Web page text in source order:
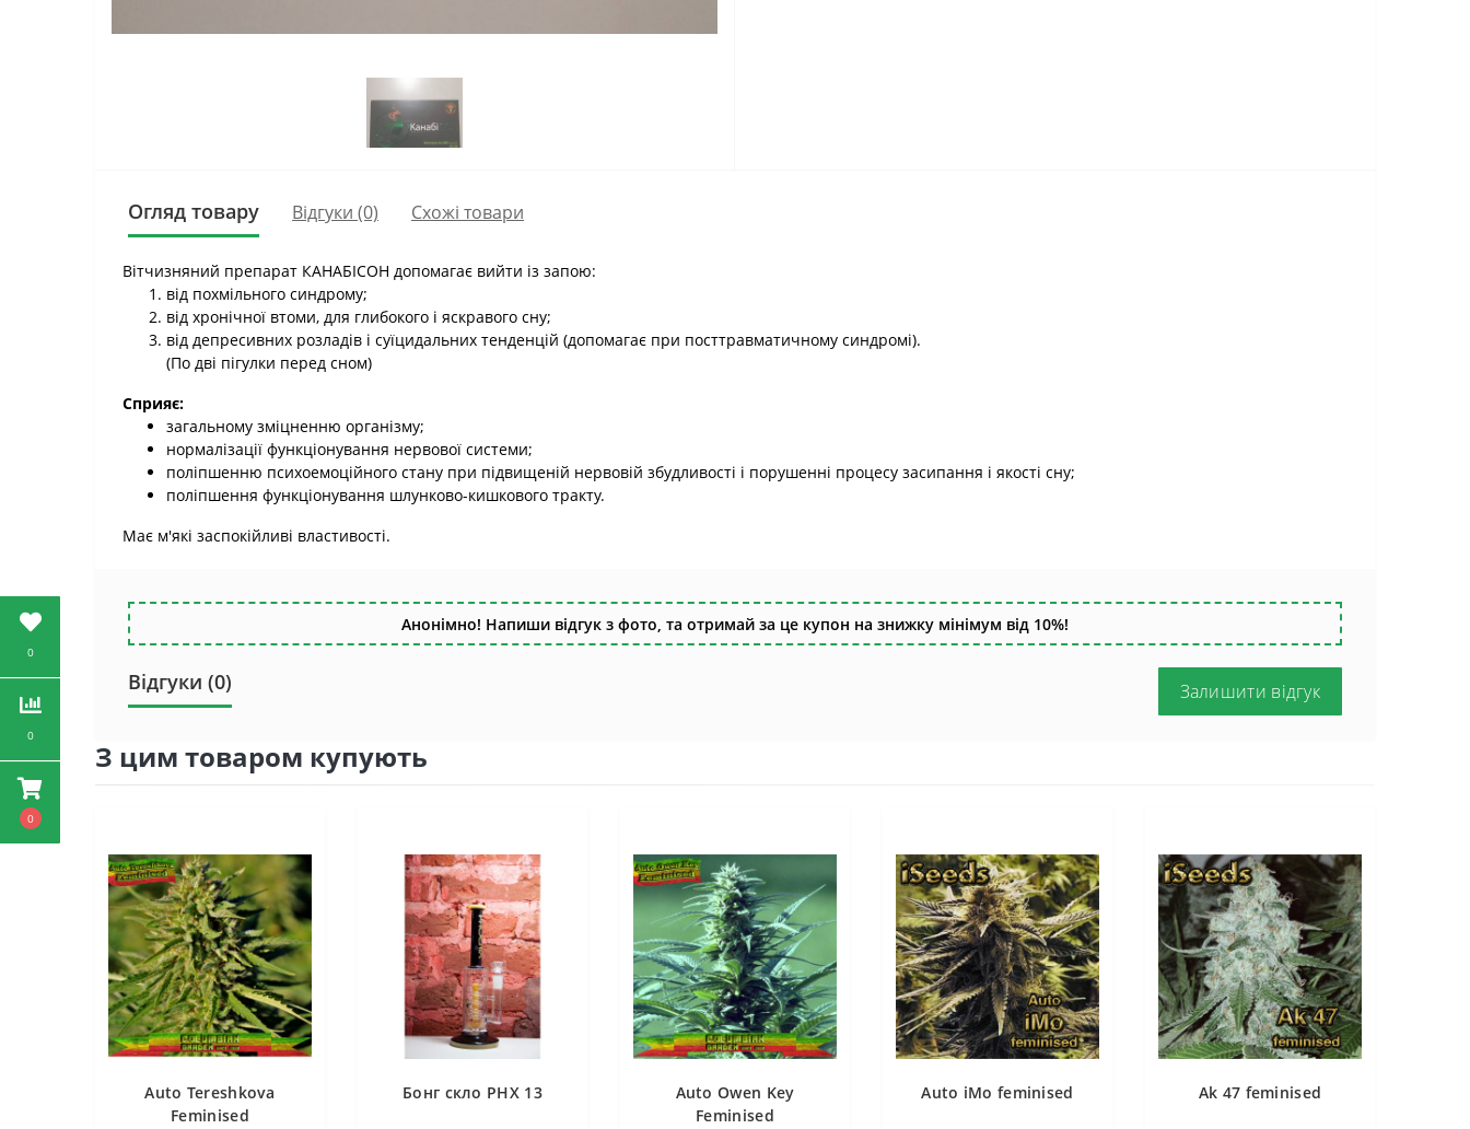
0
0
0
Огляд товару Відгуки (0) Схожі товари
Вітчизняний препарат КАНАБІСОН допомагає вийти із запою:
від похмільного синдрому;
від хронічної втоми, для глибокого і яскравого сну;
від депресивних розладів і суїцидальних тенденцій (допомагає при посттравматичному синдромі).
(По дві пігулки перед сном)
Сприяє:
загальному зміцненню організму;
нормалізації функціонування нервової системи;
поліпшенню психоемоційного стану при підвищеній нервовій збудливості і порушенні процесу засипання і якості сну;
поліпшення функціонування шлунково-кишкового тракту.
Має м'які заспокійливі властивості.
Анонімно! Напиши відгук з фото, та отримай за це купон на знижку мінімум від 10%!
Відгуки (0) Залишити відгук
З цим товаром купують
Auto Tereshkova
Feminised
Бонг скло PHX 13
Auto Owen Key
Feminised
Auto iMo feminised Ak 47 feminised